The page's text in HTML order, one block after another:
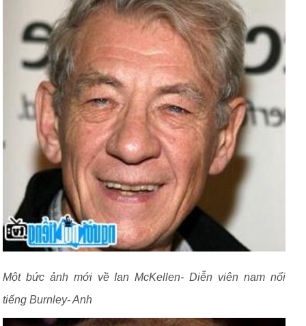
Một bức ảnh mới về Ian McKellen- Diễn viên nam nổi
tiếng Burnley- Anh